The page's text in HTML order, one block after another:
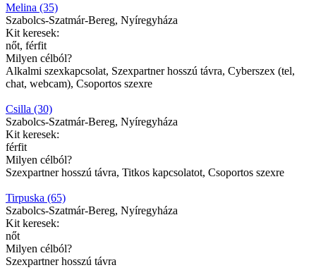
Melina (35)
Szabolcs-Szatmár-Bereg, Nyíregyháza
Kit keresek:
nőt, férfit
Milyen célból?
Alkalmi szexkapcsolat, Szexpartner hosszú távra, Cyberszex (tel,
chat, webcam), Csoportos szexre
Csilla (30)
Szabolcs-Szatmár-Bereg, Nyíregyháza
Kit keresek:
férfit
Milyen célból?
Szexpartner hosszú távra, Titkos kapcsolatot, Csoportos szexre
Tirpuska (65)
Szabolcs-Szatmár-Bereg, Nyíregyháza
Kit keresek:
nőt
Milyen célból?
Szexpartner hosszú távra